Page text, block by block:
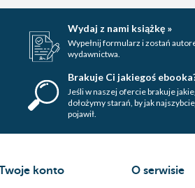
Wydaj z nami książkę »
Wypełnij formularz i zostań
wydawnictwa.
Brakuje Ci jakiegoś
Jeśli w naszej ofercie brakuje
dołożymy starań, by jak
pojawił.
konto O serwisie